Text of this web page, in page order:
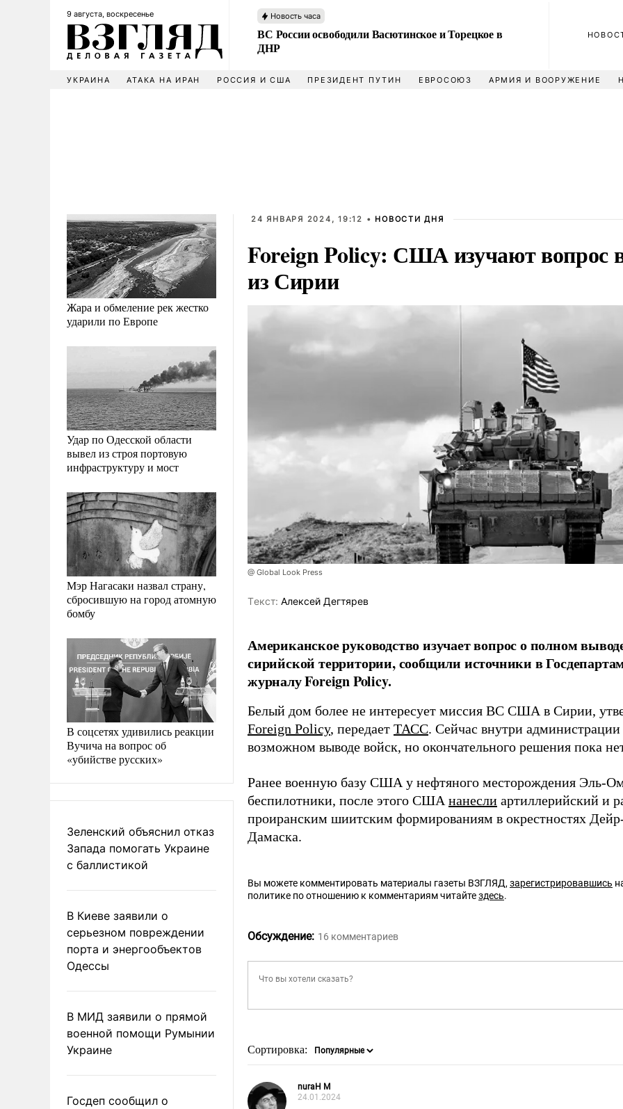
9 августа, воскресенье Новость часа
ВС России освободили Васютинское и Торецкое в
ДНР
УКРАИНА АТАКА НА ИРАН РОССИЯ И США ПРЕЗИДЕНТ ПУТИН ЕВРОСОЮЗ АРМИЯ И ВООРУЖЕНИЕ
Жара и обмеление рек жестко
ударили по Европе
Удар по Одесской области
вывел из строя портовую
инфраструктуру и мост
Мэр Нагасаки назвал страну,
сбросившую на город атомную
бомбу
В соцсетях удивились реакции
Вучича на вопрос об
«убийстве русских»
Зеленский объяснил отказ
Запада помогать Украине
с баллистикой
В Киеве заявили о
серьезном повреждении
порта и энергообъектов
Одессы
В МИД заявили о прямой
военной помощи Румынии
Украине
Госдеп сообщил о
24 ЯНВАРЯ 2024, 19:12 • НОВОСТИ ДНЯ
Foreign Policy: США изучают вопрос
из Сирии
@ Global Look Press
Tекст: Алексей Дегтярев
Американское руководство изучает вопрос о полном
сирийской территории, сообщили источники в
журналу Foreign Policy.
Белый дом более не интересует миссия ВС США в Сирии,
Foreign Policy, передает ТАСС. Сейчас внутри
возможном выводе войск, но окончательного решения пока
Ранее военную базу США у нефтяного месторождения Эль-
беспилотники, после этого СШАнанесли артиллерийский и
проиранским шиитским формированиям в окрестностях
Дамаска.
Вы можете комментировать материалы газеты ВЗГЛЯД,зарегистрировавшись
политике по отношению к комментариям читайтездесь.
Обсуждение: 16 комментариев
Сортировка:
nuraH M
24.01.2024